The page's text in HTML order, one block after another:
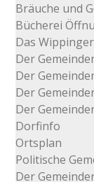
Bräuche und
Bücherei
Das
Der
Der
Der
Der
Dorfinfo
Ortsplan
Politische
Der